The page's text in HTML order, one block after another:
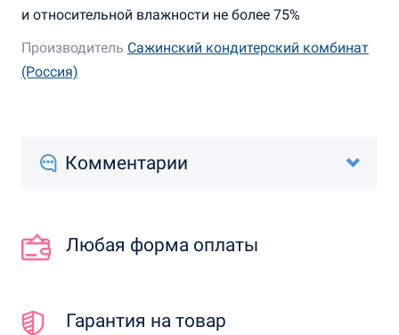
и относительной влажности не более 75%
Производитель Сажинский кондитерский комбинат
(Россия)
Комментарии
Любая форма оплаты
Гарантия на товар